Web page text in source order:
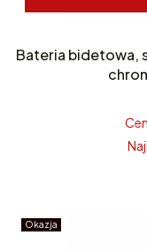
Bateria bidetowa,
Okazja